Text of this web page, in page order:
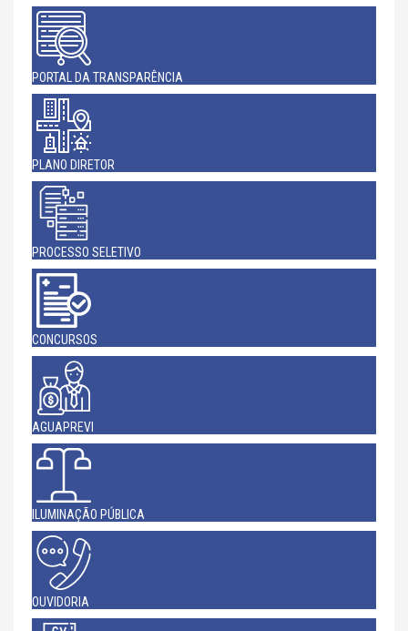
PORTAL DA TRANSPARÊNCIA
PLANO DIRETOR
PROCESSO SELETIVO
CONCURSOS
AGUAPREVI
ILUMINAÇÃO PÚBLICA
OUVIDORIA